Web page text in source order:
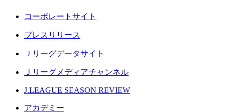
コーポレートサイト
プレスリリース
Ｊリーグデータサイト
Ｊリーグメディアチャンネル
J.LEAGUE SEASON REVIEW
アカデミー